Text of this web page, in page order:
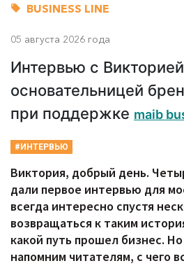
BUSINESS LINE
05 августа 2026 года
Интервью с
основательницей
при поддержке maib
#ИНТЕРВЬЮ
Виктория, добрый день.
дали первое интервью для
всегда интересно спустя
возвращаться к таким
какой путь прошел бизнес.
напомним читателям, с чего